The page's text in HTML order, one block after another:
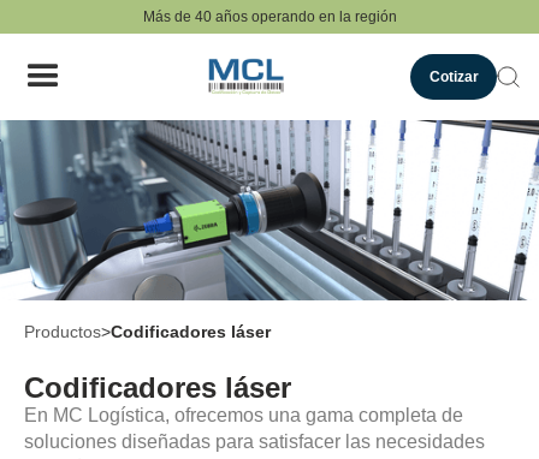
Más de 40 años operando en la región
Cotizar
Productos>Codificadores láser
Codificadores láser
En MC Logística, ofrecemos una gama completa de
soluciones diseñadas para satisfacer las necesidades